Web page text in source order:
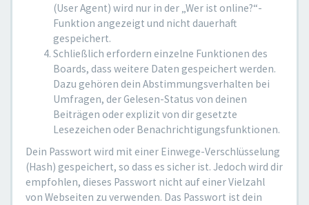
(User Agent) wird nur in der „Wer ist online?“-
Funktion angezeigt und nicht dauerhaft
gespeichert.
Schließlich erfordern einzelne Funktionen des
Boards, dass weitere Daten gespeichert werden.
Dazu gehören dein Abstimmungsverhalten bei
Umfragen, der Gelesen-Status von deinen
Beiträgen oder explizit von dir gesetzte
Lesezeichen oder Benachrichtigungsfunktionen.
Dein Passwort wird mit einer Einwege-Verschlüsselung
(Hash) gespeichert, so dass es sicher ist. Jedoch wird dir
empfohlen, dieses Passwort nicht auf einer Vielzahl
von Webseiten zu verwenden. Das Passwort ist dein